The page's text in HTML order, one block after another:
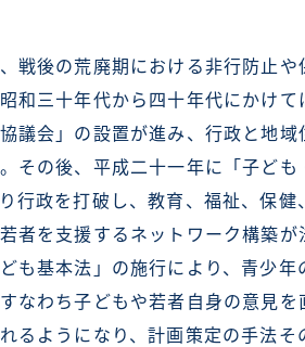
戦後の荒廃期における非行防止や
和三十年代から四十年代にかけて
議会」の設置が進み、行政と地域
その後、平成二十一年に「子ども
行政を打破し、教育、福祉、保健
者を支援するネットワーク構築が
も基本法」の施行により、青少年
なわち子どもや若者自身の意見を
るようになり、計画策定の手法そ